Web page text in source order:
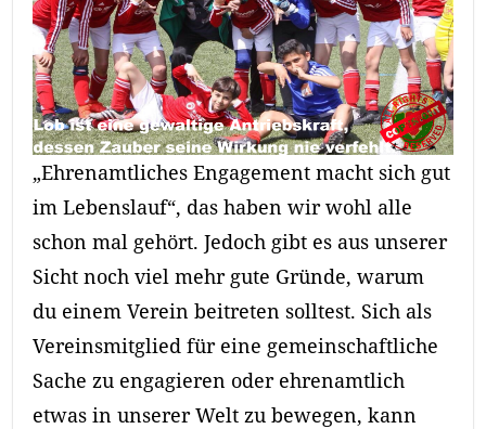
„Ehrenamtliches Engagement macht sich gut
im Lebenslauf“, das haben wir wohl alle
schon mal gehört. Jedoch gibt es aus unserer
Sicht noch viel mehr gute Gründe, warum
du einem Verein beitreten solltest. Sich als
Vereinsmitglied für eine gemeinschaftliche
Sache zu engagieren oder ehrenamtlich
etwas in unserer Welt zu bewegen, kann